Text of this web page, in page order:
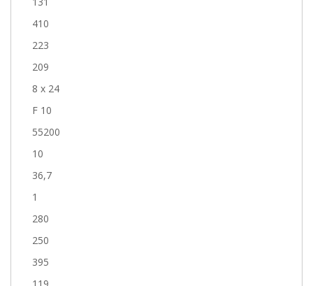
410
223
209
8 x 24
F 10
55200
10
36,7
1
280
250
395